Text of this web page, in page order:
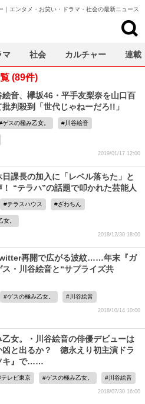
｜エンタメ・お笑い・ドラマ・社会の最新ニュース
(89件)
絵音、欅坂46・平手友梨奈を山口百
判殺到「世代じゃねーだろ!!」
ゲスの極み乙女。 川谷絵音
2019/01/17 12:00
日課長の加入に「レベル落ちた」と
“テラハ”の話題で叩かれた芸能人
テラスハウス ざわちん
女。
2018/12/30 18:00
再開で広がる波紋……年末『ガ
ス・川谷絵音と“サプライズ共
ゲスの極み乙女。 川谷絵音
2018/10/14 10:00
乙女。・川谷絵音の俳優デビューは
凶と出るか？ 徳永えり初主演ドラ
キ』で……
テレビ東京 ゲスの極み乙女。 川谷絵音
2018/07/30 16:00
マ 社会 カルチャー 連載